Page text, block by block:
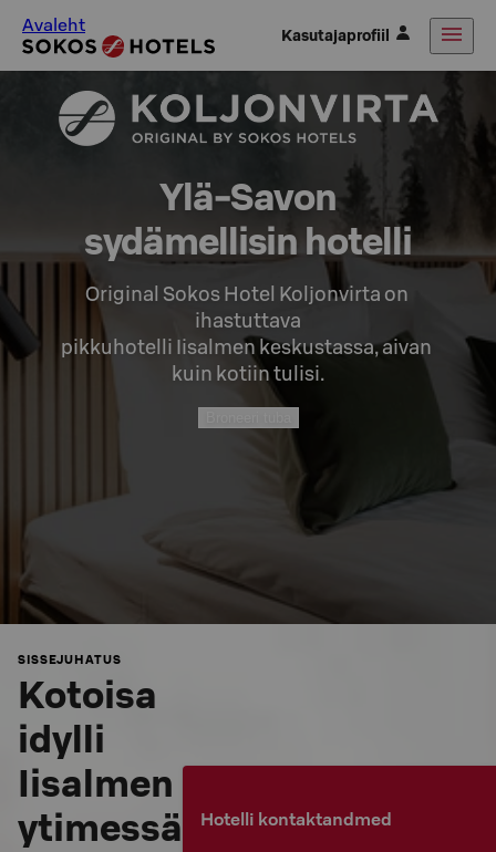
Avaleht Kasutajaprofiil
Ylä-Savon
sydämellisin hotelli
Original Sokos Hotel Koljonvirta on
ihastuttava
pikkuhotelli Iisalmen keskustassa, aivan
kuin kotiin tulisi.
SISSEJUHATUS
Kotoisa
idylli
Iisalmen
ytimessä
Hotelli kontaktandmed